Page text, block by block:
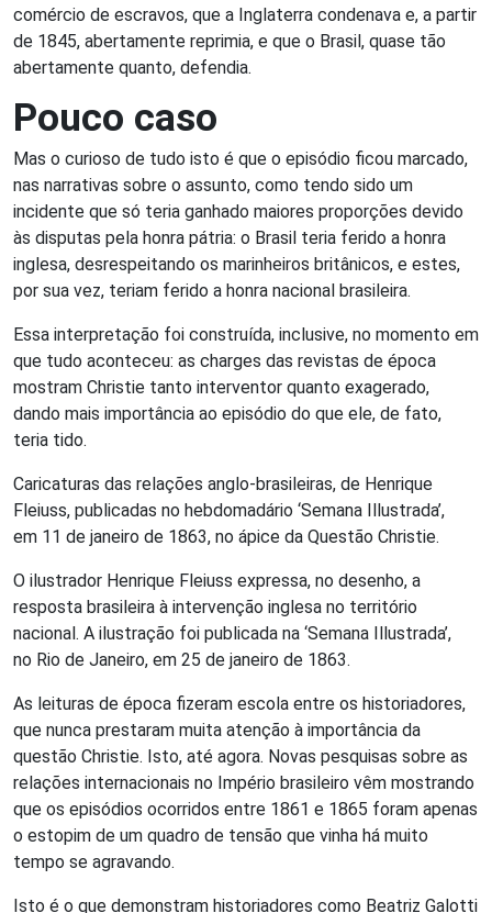
comércio de escravos, que a Inglaterra condenava e, a partir
de 1845, abertamente reprimia, e que o Brasil, quase tão
abertamente quanto, defendia.
Pouco caso
Mas o curioso de tudo isto é que o episódio ficou marcado,
nas narrativas sobre o assunto, como tendo sido um
incidente que só teria ganhado maiores proporções devido
às disputas pela honra pátria: o Brasil teria ferido a honra
inglesa, desrespeitando os marinheiros britânicos, e estes,
por sua vez, teriam ferido a honra nacional brasileira.
Essa interpretação foi construída, inclusive, no momento em
que tudo aconteceu: as charges das revistas de época
mostram Christie tanto interventor quanto exagerado,
dando mais importância ao episódio do que ele, de fato,
teria tido.
Caricaturas das relações anglo-brasileiras, de Henrique
Fleiuss, publicadas no hebdomadário ‘Semana Illustrada’,
em 11 de janeiro de 1863, no ápice da Questão Christie.
O ilustrador Henrique Fleiuss expressa, no desenho, a
resposta brasileira à intervenção inglesa no território
nacional. A ilustração foi publicada na ‘Semana Illustrada’,
no Rio de Janeiro, em 25 de janeiro de 1863.
As leituras de época fizeram escola entre os historiadores,
que nunca prestaram muita atenção à importância da
questão Christie. Isto, até agora. Novas pesquisas sobre as
relações internacionais no Império brasileiro vêm mostrando
que os episódios ocorridos entre 1861 e 1865 foram apenas
o estopim de um quadro de tensão que vinha há muito
tempo se agravando.
Isto é o que demonstram historiadores como Beatriz Galotti